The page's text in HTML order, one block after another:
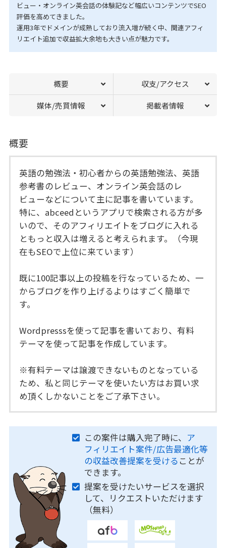
ビュー・オンライン英会話の体験記など幅広いコンテンツでSEO
評価を高めてきました。
運用3年でドメインが成熟しており流入増が続く中、関連アフィ
リエイト追加で収益拡大余地も大きい点が魅力です。
概要 収支/アクセス
媒体/売買情報 掲載者情報
概要
英語の勉強法・初心者からの英語勉強法、英語
参考書のレビュー、オンライン英会話のレ
ビューなどについて主に記事を書いています。
特に、abceedというアプリで検索される方が多
いので、そのアフィリエイトをブログに入れる
ともっと収入は増えると考えられます。（今現
在もSEOで上位に来ています）
既に100記事以上の投稿を行なっているため、一
からブログを作り上げるよりはすごく簡単で
す。
Wordpresssを使って記事を書いており、有料
テーマを使って記事を作成しています。
※有料テーマは譲渡できないものとなっている
ため、私と同じテーマを使いたい方はお買い求
め頂くしかないことをご了承下さい。
この案件は購入完了時に、 ア
フィリエイト案件/広告最適化等
の収益改善提案を受ける ことが
できます。
提案を受けたいサービスを選択
して、リクエストいただけます
（無料）